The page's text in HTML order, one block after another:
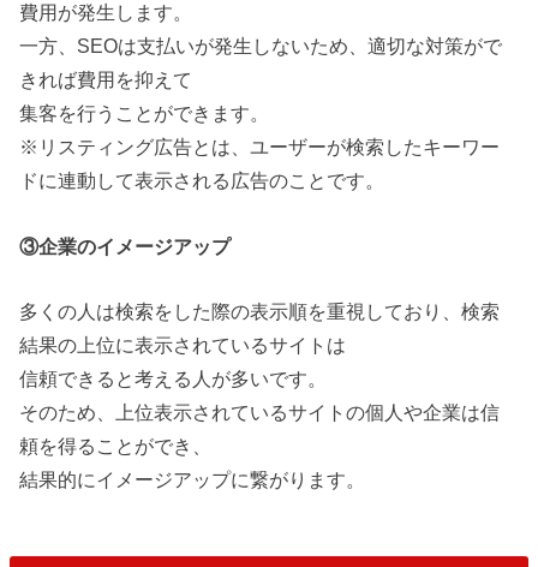
費用が発生します。
一方、SEOは支払いが発生しないため、適切な対策がで
きれば費用を抑えて
集客を行うことができます。
※リスティング広告とは、ユーザーが検索したキーワー
ドに連動して表示される広告のことです。
③企業のイメージアップ
多くの人は検索をした際の表示順を重視しており、検索
結果の上位に表示されているサイトは
信頼できると考える人が多いです。
そのため、上位表示されているサイトの個人や企業は信
頼を得ることができ、
結果的にイメージアップに繋がります。